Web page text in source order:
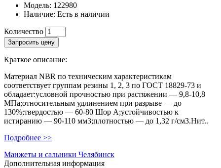
Модель: 122980
Наличие: Есть в наличии
Количество
Запросить цену
Краткое описание:
Материал NBR по техническим характеристикам
соответствует группам резины 1, 2, 3 по ГОСТ 18829-73 и
обладает:условной прочностью при растяжении — 9,8-10,8
МПа;относительным удлинением при разрыве — до
130%;твердостью — 60-80 Шор А;устойчивостью к
истиранию — 90-110 мм3;плотностью — до 1,32 г/см3.Нит..
Подробнее >>
Манжеты и сальники Челябинск
Дополнительная информация